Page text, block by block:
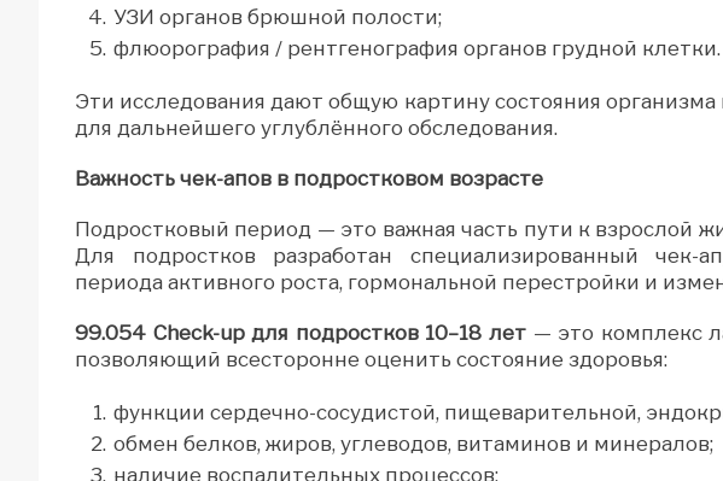
УЗИ органов брюшной полости;
флюорография / рентгенография органов грудной клетки.
Эти исследования дают общую картину состояния
для дальнейшего углублённого обследования.
Важность чек-апов в подростковом возрасте
Подростковый период — это важная часть пути к взрослой
Для подростков разработан специализированный чек-
периода активного роста, гормональной перестройки и
99.054 Check-up для подростков 10–18 лет — это комплекс
позволяющий всесторонне оценить состояние здоровья:
функции сердечно-сосудистой, пищеварительной,
обмен белков, жиров, углеводов, витаминов и минералов;
наличие воспалительных процессов;